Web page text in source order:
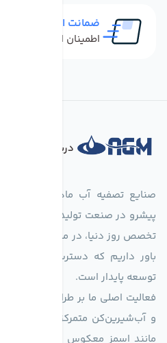
ضمانت اصل بودن کالا
اطمینان از خرید کالای
درباره فروشگاه
پیشرو در صنعت تولید تجهیزات
تخصص روز دنیا، در مسیر تأمین آب
باور داریم که دسترسی به آب
توسعه پایدار است.
فعالیت اصلی ما بر طراحی و تولید
و آب‌شیرین‌کن متمرکز است. ما با